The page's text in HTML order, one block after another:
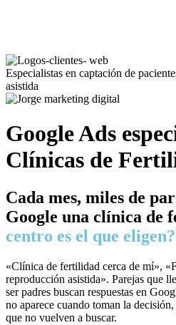
Especialistas en captación de
asistida
Google Ads
Clínicas de
Cada mes, miles de
Google una clínica de
centro es el que eligen?
«Clínica de fertilidad cerca de mí»,
reproducción asistida». Parejas que
ser padres buscan respuestas en
no aparece cuando toman la
que no vuelven a buscar.